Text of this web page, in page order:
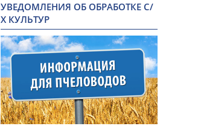
УВЕДОМЛЕНИЯ ОБ ОБРАБОТКЕ С/
Х КУЛЬТУР